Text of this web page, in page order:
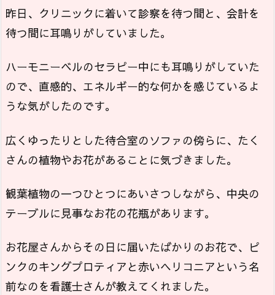
昨日、クリニックに着いて診察を待つ間と、会計を
待つ間に耳鳴りがしていました。
ハーモニーベルのセラピー中にも耳鳴りがしていた
ので、直感的、エネルギー的な何かを感じているよ
うな気がしたのです。
広くゆったりとした待合室のソファの傍らに、たく
さんの植物やお花があることに気づきました。
観葉植物の一つひとつにあいさつしながら、中央の
テーブルに見事なお花の花瓶があります。
お花屋さんからその日に届いたばかりのお花で、ピ
ンクのキングプロティアと赤いヘリコニアという名
前なのを看護士さんが教えてくれました。